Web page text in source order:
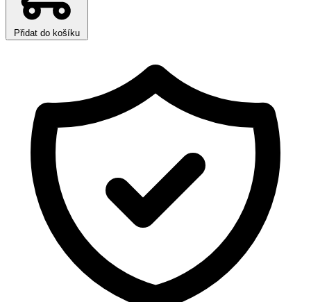
Přidat do košíku